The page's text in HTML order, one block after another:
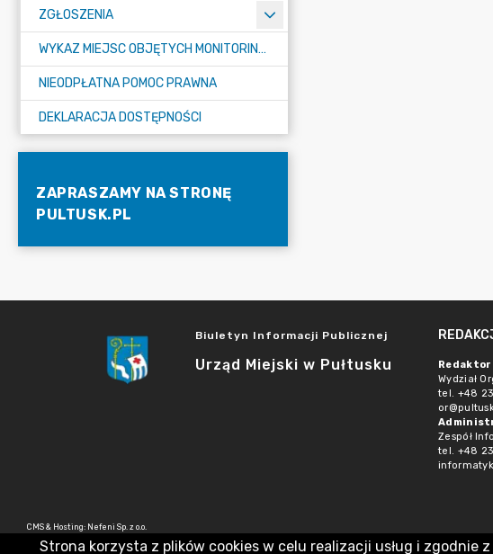
ZGŁOSZENIA
WYKAZ MIEJSC OBJĘTYCH MONITORINGIEM
NIEODPŁATNA POMOC PRAWNA
DEKLARACJA DOSTĘPNOŚCI
ZAPRASZAMY NA STRONĘ
PULTUSK.PL
Biuletyn Informacji Publicznej
Urząd Miejski w Pułtusku
Redaktor
Wydział
tel. +48
Zespół
tel. +48
CMS & Hosting: Nefeni Sp. z o.o.
Strona korzysta z plików cookies w celu realizacji usług i zgodnie z